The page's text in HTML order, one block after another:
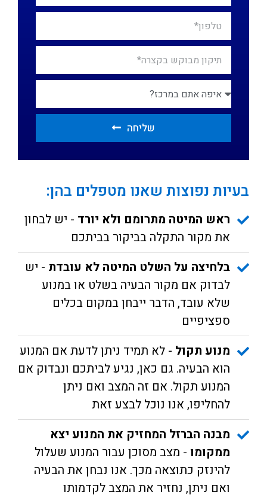
שליחה
בעיות נפוצות שאנו מטפלים בהן:
ראש המיטה מתרומם ולא יורד - יש לבחון
את מקור התקלה בביקור בביתכם
בלחיצה על השלט המיטה לא עובדת - יש
לבדוק אם מקור הבעיה בשלט או במנוע
שלא עובד, הדבר ייבחן במקום בכלים
ספציפיים
מנוע תקול - לא תמיד ניתן לדעת אם המנוע
הוא הבעיה. גם כאן, נגיע לביתכם ונבדוק אם
המנוע תקול. אם זה המצב ואם ניתן
להחליפו, אנו נוכל לבצע זאת
מבנה הברזל המחזיק את המנוע יצא
ממקומו - מצב מסוכן עבור המנוע שעלול
להינזק כתוצאה מכך. אנו נבחן את הבעיה
ואם ניתן, נחזיר את המצב לקדמותו